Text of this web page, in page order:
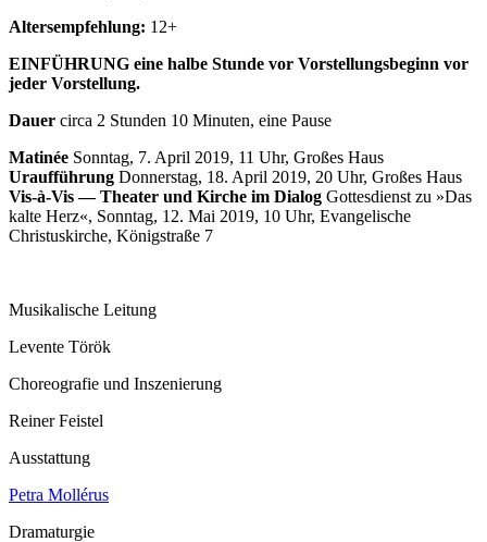
Altersempfehlung: 12+
EINFÜHRUNG eine halbe Stunde vor Vorstellungsbeginn vor
jeder Vorstellung.
Dauer circa 2 Stunden 10 Minuten, eine Pause
Matinée Sonntag, 7. April 2019, 11 Uhr, Großes Haus
Uraufführung Donnerstag, 18. April 2019, 20 Uhr, Großes Haus
Vis-à-Vis — Theater und Kirche im Dialog Gottesdienst zu »Das
kalte Herz«, Sonntag, 12. Mai 2019, 10 Uhr, Evangelische
Christuskirche, Königstraße 7
Musikalische Leitung
Levente Török
Choreografie und Inszenierung
Reiner Feistel
Ausstattung
Petra Mollérus
Dramaturgie